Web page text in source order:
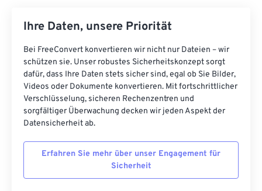
Ihre Daten, unsere Priorität
Bei FreeConvert konvertieren wir nicht nur Dateien – wir
schützen sie. Unser robustes Sicherheitskonzept sorgt
dafür, dass Ihre Daten stets sicher sind, egal ob Sie Bilder,
Videos oder Dokumente konvertieren. Mit fortschrittlicher
Verschlüsselung, sicheren Rechenzentren und
sorgfältiger Überwachung decken wir jeden Aspekt der
Datensicherheit ab.
Erfahren Sie mehr über unser Engagement für
Sicherheit